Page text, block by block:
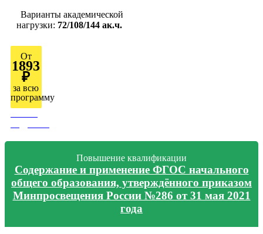
Варианты академической
нагрузки: 72/108/144 ак.ч.
От
1893
₽
за всю
программу
Повышение квалификации
Содержание и применение ФГОС начального
общего образования, утверждённого приказом
Минпросвещения России №286 от 31 мая 2021
года